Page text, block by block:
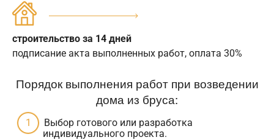
строительство за 14 дней
подписание акта выполненных работ, оплата 30%
Порядок выполнения работ при возведении
дома из бруса:
Выбор готового или разработка
индивидуального проекта.